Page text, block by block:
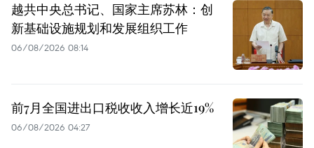
越共中央总书记、国家主席苏林：创
新基础设施规划和发展组织工作
06/08/2026 08:14
前7月全国进出口税收收入增长近19%
06/08/2026 04:27